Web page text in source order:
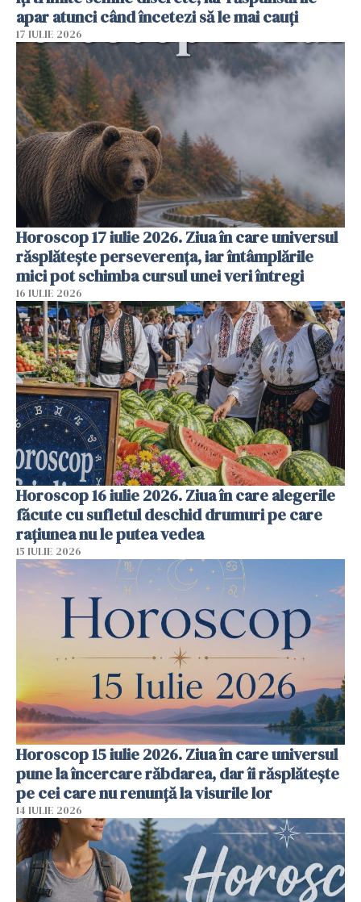
apar atunci când încetezi să le mai cauți
17 IULIE 2026
Horoscop 17 iulie 2026. Ziua în care universul
răsplătește perseverența, iar întâmplările
mici pot schimba cursul unei veri întregi
16 IULIE 2026
Horoscop 16 iulie 2026. Ziua în care alegerile
făcute cu sufletul deschid drumuri pe care
rațiunea nu le putea vedea
15 IULIE 2026
Horoscop 15 iulie 2026. Ziua în care universul
pune la încercare răbdarea, dar îi răsplătește
pe cei care nu renunță la visurile lor
14 IULIE 2026